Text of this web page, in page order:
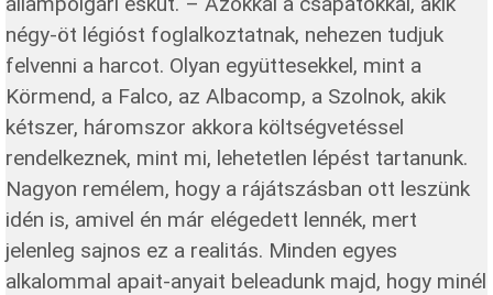
négy-öt légióst foglalkoztatnak, nehezen tudjuk
felvenni a harcot. Olyan együttesekkel, mint a
Körmend, a Falco, az Albacomp, a Szolnok, akik
kétszer, háromszor akkora költségvetéssel
rendelkeznek, mint mi, lehetetlen lépést tartanunk.
Nagyon remélem, hogy a rájátszásban ott leszünk
idén is, amivel én már elégedett lennék, mert
jelenleg sajnos ez a realitás. Minden egyes
alkalommal apait-anyait beleadunk majd, hogy minél